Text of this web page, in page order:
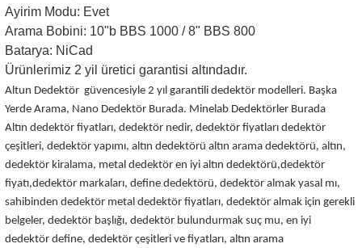
Ayirim Modu: Evet
Arama Bobini: 10"b BBS 1000 / 8" BBS 800
Batarya: NiCad
Ürünlerimiz 2 yil üretici garantisi altındadır.
Altun Dedektör güvencesiyle 2 yıl garantili dedektör modelleri. Başka
Yerde Arama, Nano Dedektör Burada. Minelab Dedektörler Burada
Altın dedektör fiyatları, dedektör nedir, dedektör fiyatları dedektör
çeşitleri, dedektör yapımı, altın dedektörü altın arama dedektörü, altın,
dedektör kiralama, metal dedektör en iyi altın dedektörü,dedektör
fiyatı,dedektör markaları, define dedektörü, dedektör almak yasal mı,
sahibinden dedektör metal dedektör fiyatları, dedektör almak için gerekli
belgeler, dedektör başlığı, dedektör bulundurmak suç mu, en iyi
dedektör define, dedektör çeşitleri ve fiyatları, altın arama